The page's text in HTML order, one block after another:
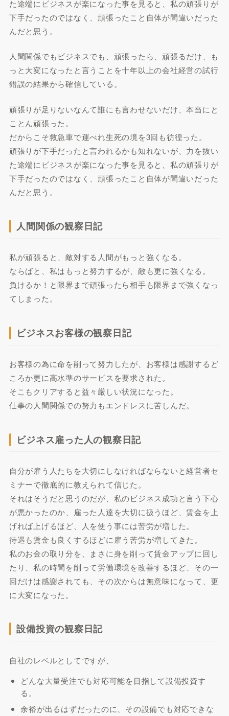
た途端にビジネスが楽になった事を見ると、私の頑張りが
下手だったのではなく、頑張ったこと自体が間違いだった
んだと思う。
人間関係でもビジネスでも、頑張ったら、頑張るだけ、も
っと大変になったと言うことを十年以上の会社経営の試行
錯誤の結果から確信している。
頑張りが足りないなんて誰にも言わせないだけ、本当にと
ことん頑張った。
だからこそ救急車で運べれ生死の境を3回も彷徨った。
頑張りが下手だったと言われるかも知れないが、力を抜い
た途端にビジネスが楽になった事を見ると、私の頑張りが
下手だったのではなく、頑張ったこと自体が間違いだった
んだと思う。
人間関係の観察日記
私が頑張ると、敵対する人間がもっと強くなる。
ならばと、私はもっと努力するが、敵も更に強くなる。
負けるか！と限界まで頑張ったら相手も限界まで強くなっ
てしまった。
ビジネスお客様の観察日記
お客様の為に命を削って努力したが、お客様は感謝するど
ころか更に高水準のサービスを要求された。
そこもクリアすると益々厳しい状況になった。
仕事の人間関係での努力もエンドレスに苦しんだ。
ビジネス雇った人の観察日記
自分が雇う人たちを大切にしなければならないと経営者セ
ミナーで徹底的に教えられて信じた。
それはそうだと思うのだが、私のビジネス成功と言う下心
が悪かったのか、雇った人達を大切に扱うほど、賃金を上
げれば上げるほど、人を使う事には苦労が増した。
待遇も賃金も良くするほどに雇う苦労が増してきた。
私のお金の取り分を、まさに身を削って賃金アップに回し
たり、私の時間を削って労働環境を改善するほど、その一
回だけは感謝されても、その次からは無意味になって、更
に大変になった。
設備投資の観察日記
自社のレベルとしてですが、
どんな大量受注でも対応可能を目指して設備投資す
る。
余裕が出るはずだったのに、その設備でも対応できな